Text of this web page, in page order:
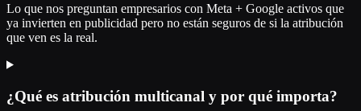
Lo que nos preguntan empresarios con Meta + Google activos que
ya invierten en publicidad pero no están seguros de si la atribución
que ven es la real.
¿Qué es atribución multicanal y por qué importa?